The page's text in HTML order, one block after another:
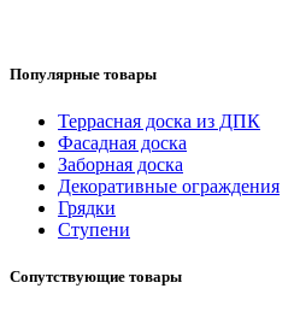
Популярные товары
Террасная доска из ДПК
Фасадная доска
Заборная доска
Декоративные ограждения
Грядки
Ступени
Сопутствующие товары